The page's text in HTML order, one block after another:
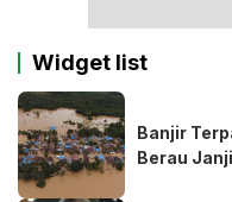
Widget list
Banjir
Berau